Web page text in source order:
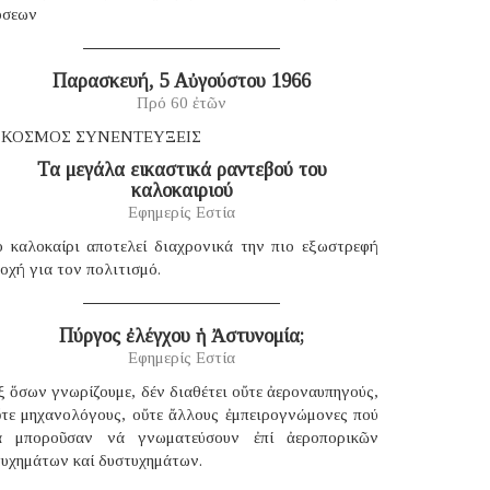
Παρασκευή, 5 Αὐγούστου 1966
Πρό 60 ἐτῶν
ΣΥΝΕΝΤΕΥΞΕΙΣ
Τα μεγάλα εικαστικά ραντεβού του
καλοκαιριού
Εφημερίς Εστία
καλοκαίρι αποτελεί διαχρονικά την πιο εξωστρεφή
για τον πολιτισμό.
Πύργος ἐλέγχου ἡ Ἀστυνομία;
Εφημερίς Εστία
ὅσων γνωρίζουμε, δέν διαθέτει οὔτε ἀεροναυπηγούς,
μηχανολόγους, οὔτε ἄλλους ἐμπειρογνώμονες πού
μποροῦσαν νά γνωματεύσουν ἐπί ἀεροπορικῶν
καί δυστυχημάτων.